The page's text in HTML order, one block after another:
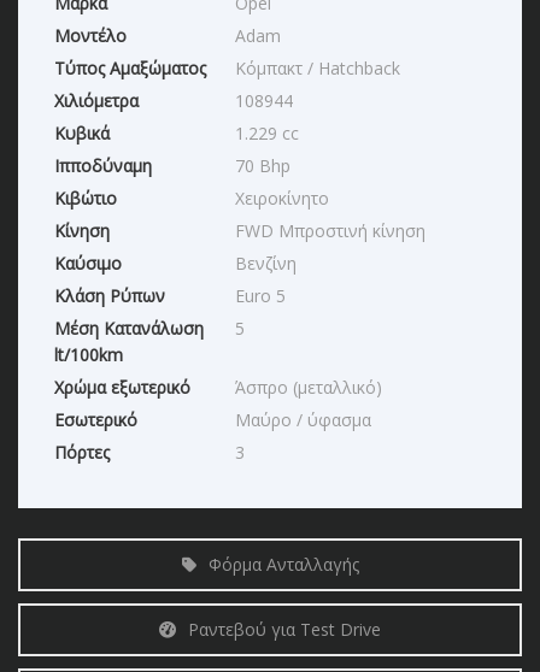
Μοντέλο
Adam
Τύπος Αμαξώματος
Κόμπακτ / Hatchback
Χιλιόμετρα
108944
Κυβικά
1.229 cc
Ιπποδύναμη
70 Bhp
Κιβώτιο
Χειροκίνητο
Κίνηση
FWD Μπροστινή κίνηση
Καύσιμο
Βενζίνη
Κλάση Ρύπων
Euro 5
Μέση Κατανάλωση
lt/100km
5
Χρώμα εξωτερικό
Άσπρο (μεταλλικό)
Εσωτερικό
Μαύρο / ύφασμα
Πόρτες
3
Φόρμα Ανταλλαγής
Ραντεβού για Test Drive